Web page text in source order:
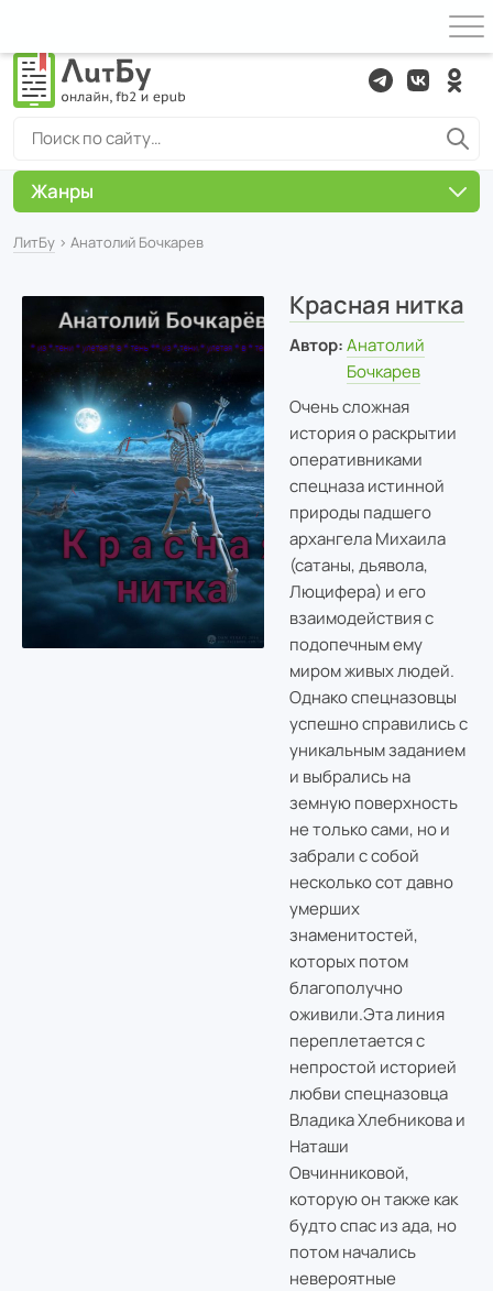
ЛитБу › Анатолий Бочкарев
Красная нитка
Автор: Анатолий
Бочкарев
Очень сложная
история о раскрытии
оперативниками
спецназа истинной
природы падшего
архангела Михаила
(сатаны, дьявола,
Люцифера) и его
взаимодействия с
подопечным ему
миром живых людей.
Однако спецназовцы
успешно справились с
уникальным заданием
и выбрались на
земную поверхность
не только сами, но и
забрали с собой
несколько сот давно
умерших
знаменитостей,
которых потом
благополучно
оживили.Эта линия
переплетается с
непростой историей
любви спецназовца
Владика Хлебникова и
Наташи
Овчинниковой,
которую он также как
будто спас из ада, но
потом начались
невероятные
Жанры